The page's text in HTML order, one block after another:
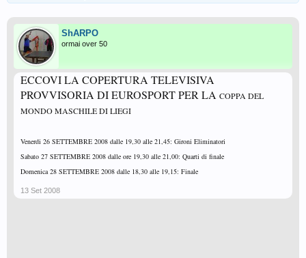
ShARPO
ormai over 50
ECCOVI LA COPERTURA TELEVISIVA
PROVVISORIA DI EUROSPORT PER LA COPPA DEL
MONDO MASCHILE DI LIEGI
Venerdi 26 SETTEMBRE 2008 dalle 19,30 alle 21,45: Gironi Eliminatori
Sabato 27 SETTEMBRE 2008 dalle ore 19,30 alle 21,00: Quarti di finale
Domenica 28 SETTEMBRE 2008 dalle 18,30 alle 19,15: Finale
13 Set 2008